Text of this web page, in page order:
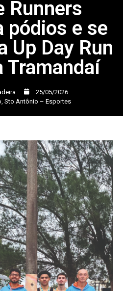
Runners
pódios e se
Up Day Run
Tramandaí
25/05/2026
Sto Antônio – Esportes